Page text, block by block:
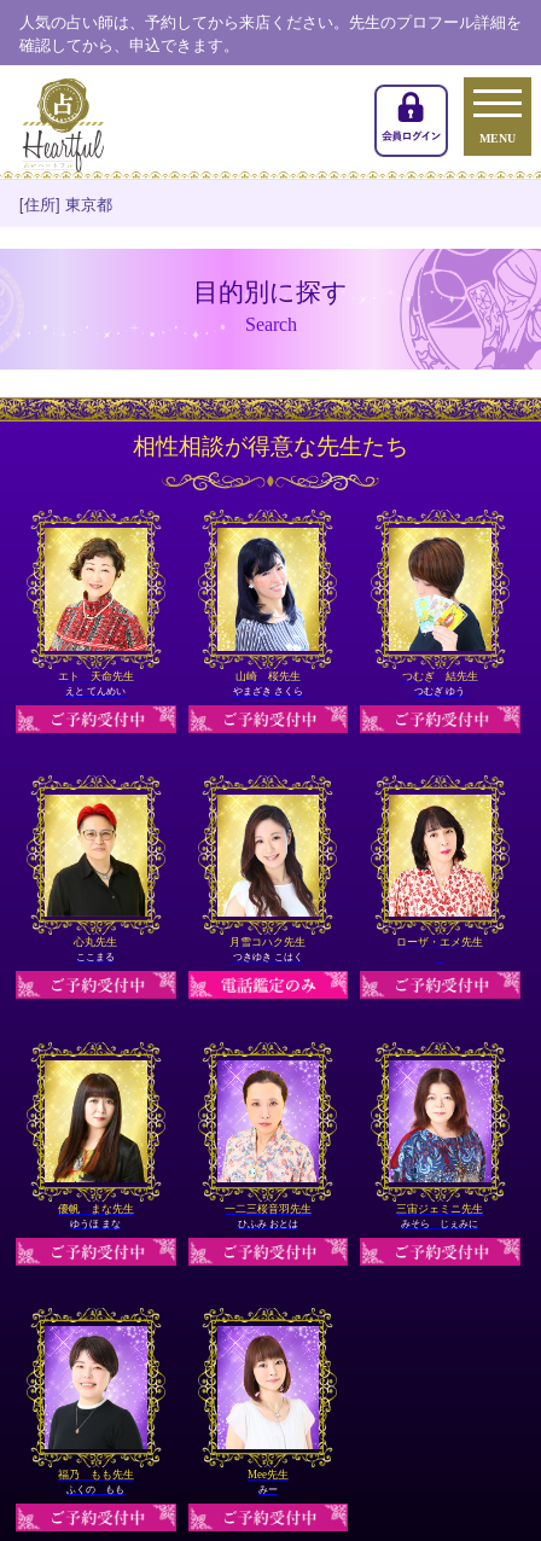
人気の占い師は、予約してから来店ください。先生のプロフール詳細を
確認してから、申込できます。
MENU
[住所] 東京都
目的別に探す
Search
相性相談が得意な先生たち
エト 天命先生
えと てんめい
山崎 桜先生
やまざき さくら
つむぎ 結先生
つむぎ ゆう
心丸先生
ここまる
月雪コハク先生
つきゆき こはく
ローザ・エメ先生
優帆 まな先生
ゆうほ まな
一二三桜音羽先生
ひふみ おとは
三宙ジェミニ先生
みそら じぇみに
福乃 もも先生
ふくの もも
Mee先生
みー